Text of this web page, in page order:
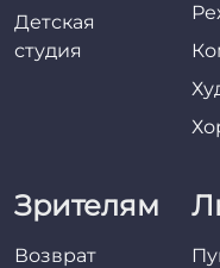
Детская
студия
Зрителям
Возврат